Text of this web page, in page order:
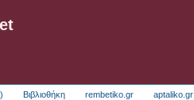
Βιβλιοθήκη rembetiko.gr aptaliko.gr